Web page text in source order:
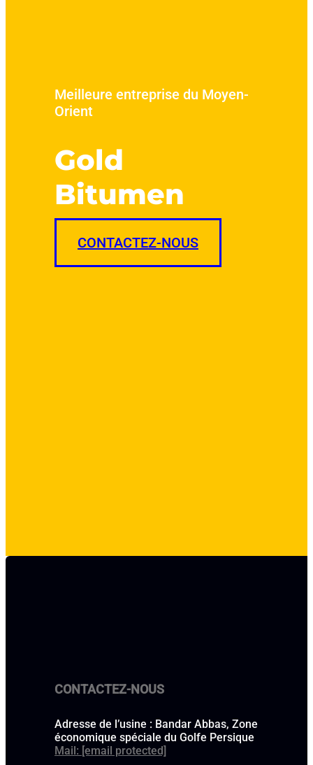
Meilleure entreprise du Moyen-
Orient
Gold
Bitumen
CONTACTEZ-NOUS
CONTACTEZ-NOUS
Adresse de l’usine : Bandar Abbas, Zone
économique spéciale du Golfe Persique
Mail: [email protected]